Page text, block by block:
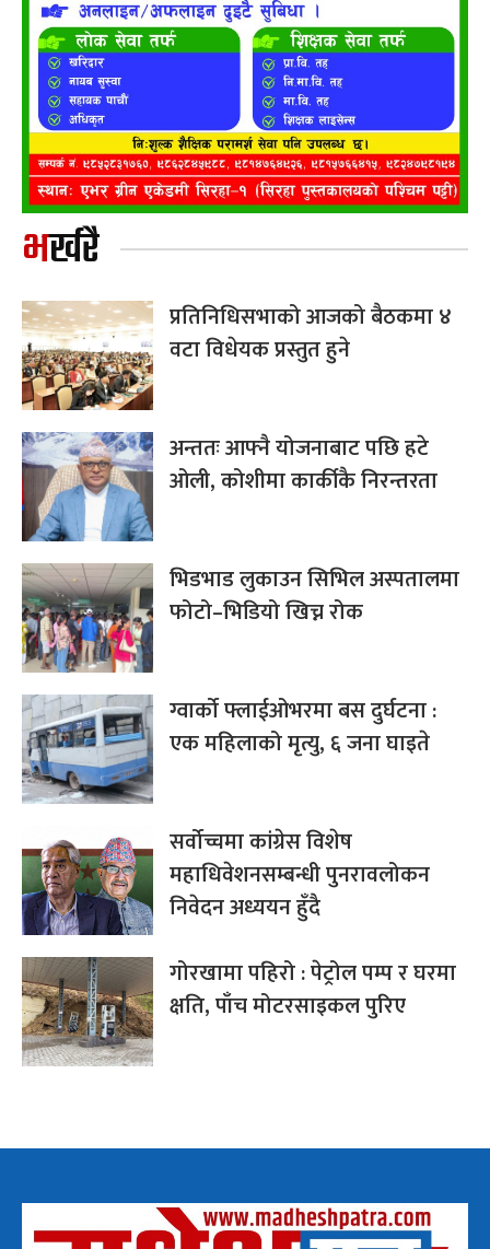
भर्खरै
प्रतिनिधिसभाको आजको बैठकमा ४
वटा विधेयक प्रस्तुत हुने
अन्ततः आफ्नै योजनाबाट पछि हटे
ओली, कोशीमा कार्कीकै निरन्तरता
भिडभाड लुकाउन सिभिल अस्पतालमा
फोटो–भिडियो खिच्न रोक
ग्वार्को फ्लाईओभरमा बस दुर्घटना :
एक महिलाको मृत्यु, ६ जना घाइते
सर्वोच्चमा कांग्रेस विशेष
महाधिवेशनसम्बन्धी पुनरावलोकन
निवेदन अध्ययन हुँदै
गोरखामा पहिरो : पेट्रोल पम्प र घरमा
क्षति, पाँच मोटरसाइकल पुरिए